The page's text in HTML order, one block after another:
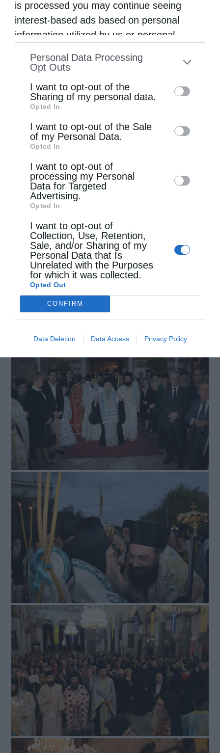
is processed you may continue seeing
interest-based ads based on personal
information utilized by us or personal
to your opt-out. You may separately opt-out
information by third parties on the IAB’s list
of downstream participants. This
information may also be disclosed by us to
third parties on theIAB’s List of
Downstream Participants
disclose it to other third parties.
Personal Data Processing
Opt Outs
I want to opt-out of the
Sharing of my personal data.
Opted In
I want to opt-out of the Sale
of my Personal Data.
Opted In
I want to opt-out of
processing my Personal
Data for Targeted
Advertising.
Opted In
I want to opt-out of
Collection, Use, Retention,
Sale, and/or Sharing of my
Personal Data that Is
Unrelated with the Purposes
for which it was collected.
Opted Out
CONFIRM
Data Deletion Data Access Privacy Policy